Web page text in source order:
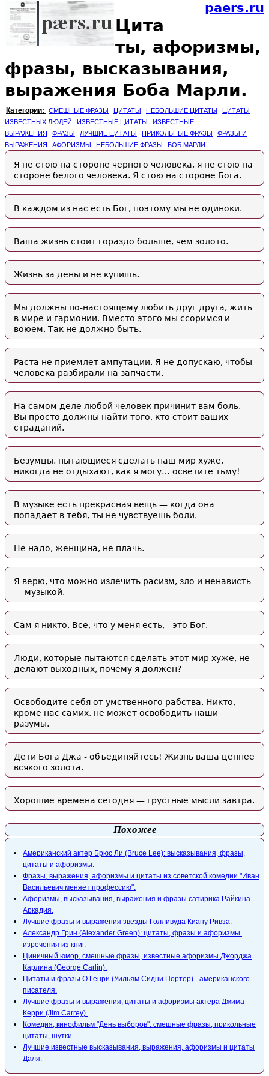
paers.ru
Цита
ты, афоризмы,
фразы, высказывания,
выражения Боба Марли.
Категории: СМЕШНЫЕ ФРАЗЫ ЦИТАТЫ НЕБОЛЬШИЕ ЦИТАТЫ
ЦИТАТЫ
ИЗВЕСТНЫХ ЛЮДЕЙ
ИЗВЕСТНЫЕ ЦИТАТЫ
ИЗВЕСТНЫЕ
ВЫРАЖЕНИЯ
ФРАЗЫ ЛУЧШИЕ ЦИТАТЫ ПРИКОЛЬНЫЕ ФРАЗЫ
ФРАЗЫ И
ВЫРАЖЕНИЯ
АФОРИЗМЫ НЕБОЛЬШИЕ ФРАЗЫ БОБ МАРЛИ
Я не стою на стороне черного человека, я не стою на
стороне белого человека. Я стою на стороне Бога.
В каждом из нас есть Бог, поэтому мы не одиноки.
Ваша жизнь стоит гораздо больше, чем золото.
Жизнь за деньги не купишь.
Мы должны по-настоящему любить друг друга, жить
в мире и гармонии. Вместо этого мы ссоримся и
воюем. Так не должно быть.
Раста не приемлет ампутации. Я не допускаю, чтобы
человека разбирали на запчасти.
На самом деле любой человек причинит вам боль.
Вы просто должны найти того, кто стоит ваших
страданий.
Безумцы, пытающиеся сделать наш мир хуже,
никогда не отдыхают, как я могу… осветите тьму!
В музыке есть прекрасная вещь — когда она
попадает в тебя, ты не чувствуешь боли.
Не надо, женщина, не плачь.
Я верю, что можно излечить расизм, зло и ненависть
— музыкой.
Сам я никто. Все, что у меня есть, - это Бог.
Люди, которые пытаются сделать этот мир хуже, не
делают выходных, почему я должен?
Освободите себя от умственного рабства. Никто,
кроме нас самих, не может освободить наши
разумы.
Дети Бога Джа - объединяйтесь! Жизнь ваша ценнее
всякого золота.
Хорошие времена сегодня — грустные мысли завтра.
Похожее
Американский актер Брюс Ли (Bruce Lee): высказывания, фразы,
цитаты и афоризмы.
Фразы, выражения, афоризмы и цитаты из советской комедии "Иван
Васильевич меняет профессию".
Афоризмы, высказывания, выражения и фразы сатирика Райкина
Аркадия.
Лучшие фразы и выражения звезды Голливуда Киану Ривза.
Александр Грин (Alexander Green): цитаты, фразы и афоризмы.
изречения из книг.
Циничный юмор, смешные фразы, известные афоризмы Джорджа
Карлина (George Carlin).
Цитаты и фразы O.Генри (Уильям Сидни Портер) - американского
писателя.
Лучшие фразы и выражения, цитаты и афоризмы актера Джима
Керри (Jim Carrey).
Комедия, кинофильм "День выборов": смешные фразы, прикольные
цитаты, шутки.
Лучшие известные высказывания, выражения, афоризмы и цитаты
Даля.